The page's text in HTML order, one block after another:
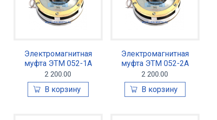
Электромагнитная
муфта ЭТМ 052-1А
2 200.00
Электромагнитная
муфта ЭТМ 052-2А
2 200.00